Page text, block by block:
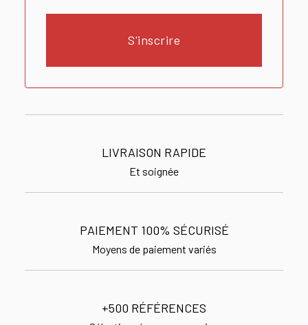
S'inscrire
LIVRAISON RAPIDE
Et soignée
PAIEMENT 100% SÉCURISÉ
Moyens de paiement variés
+500 RÉFÉRENCES